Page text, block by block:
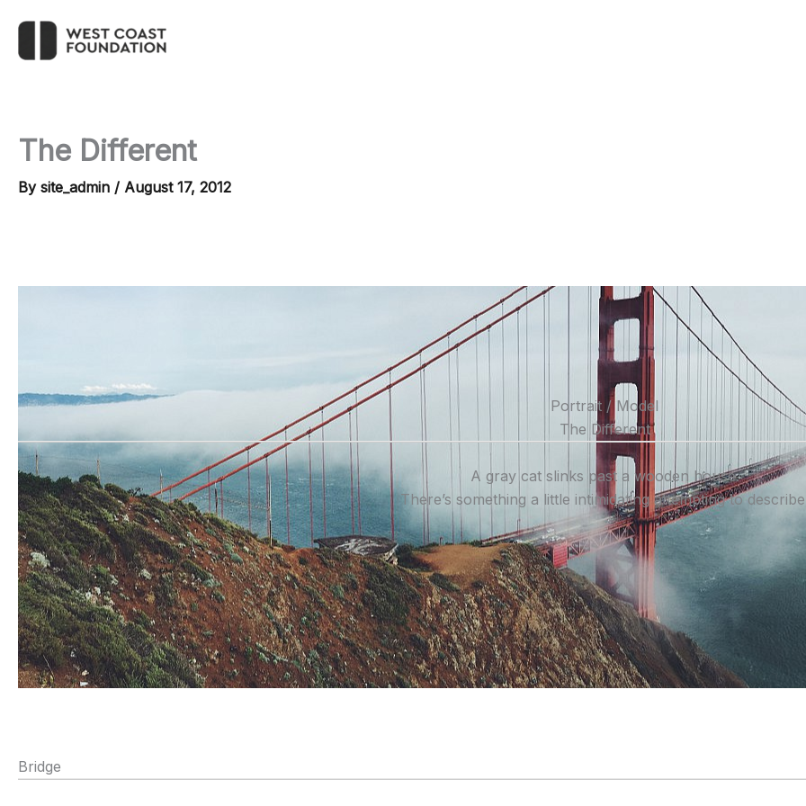
content
The Different
By site_admin / August 17, 2012
Portrait / Model
The Different
A gray cat slinks past a wooden house.
There’s something a little intimidating attempting to
Bridge